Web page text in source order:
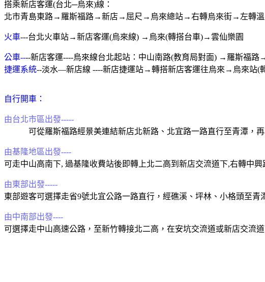
搭乘新店客運(台北─烏來)線：
北市青島東路→羅斯福路→新店→屈尺→烏來總站→右轉烏來街→左轉溫
火車---台北火車站→新店客運(烏來線) → 烏來(轉搭台車)→雲仙樂園
公車----新店客運----烏來線台北起站：中山南路(教育局對面) → 羅斯福路
捷運系統--淡水—新店線 ----新店捷運站→轉搭新店客運往烏來 → 烏來站(
自行開車：
由台北市區出發-----
可從羅斯福路經景美連結新店北新路、北宜路一路直行至青潭，
由基隆地區出發----
可走中山高南下, 過基隆收費站後即轉上北二高到新店交流道下,右轉中興
由東部出發-----
東部遊客可選擇走省9號北宜公路一路直行，經礁溪、坪林、小格頭至青
由中南部出發----
可選擇走中山高速公路，至新竹轉接北二高，在安坑交流道或新店交流